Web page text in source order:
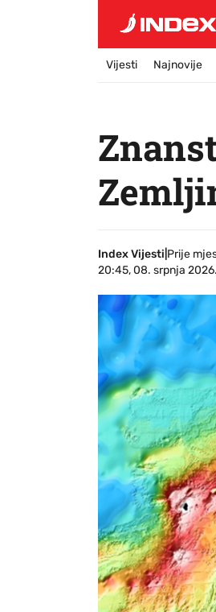
Vijesti Najnovije
Index Vijesti
Prije
20:45, 08. srpnja 2026.